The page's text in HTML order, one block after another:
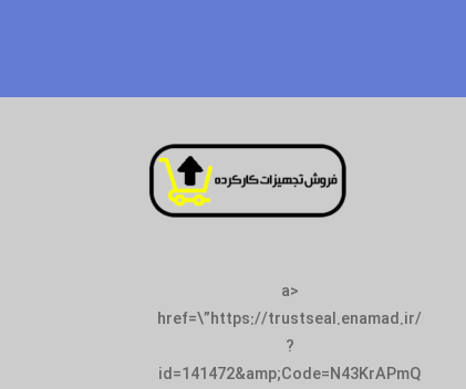
<a
href=\”https://trustseal.enamad.ir/
?
id=141472&amp;Code=N43KrAPmQ